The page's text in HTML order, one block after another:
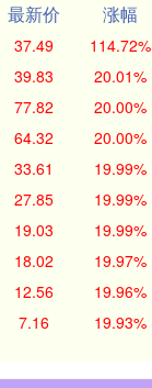
最新价 涨幅
37.49 114.72%
39.83 20.01%
77.82 20.00%
64.32 20.00%
33.61 19.99%
27.85 19.99%
19.03 19.99%
18.02 19.97%
12.56 19.96%
7.16 19.93%